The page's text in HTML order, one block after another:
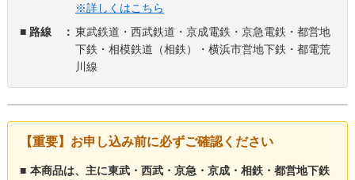
※詳しくはこちら
■ 路線 ： 東武鉄道・西武鉄道・京成電鉄・京急電鉄・都営地
下鉄・相模鉄道（相鉄）・横浜市営地下鉄・都電荒
川線
【重要】お申し込み前に必ずご確認ください
■ 本商品は、主に東武・西武・京急・京成・相鉄・都営地下鉄